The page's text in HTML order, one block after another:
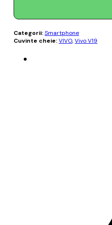
Categorii:Smartphone
Cuvinte cheie:VIVO,Vivo V19